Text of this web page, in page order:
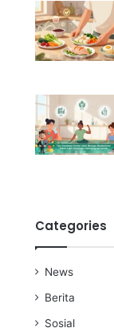
Categories
News
Berita
Sosial